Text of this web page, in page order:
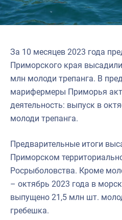
За 10 месяцев 2023 года
Приморского края
млн молоди трепанга. В
марифермеры Приморья
деятельность: выпуск в
молоди трепанга.
Предварительные итоги
Приморском
Росрыболовства. Кроме
– октябрь 2023 года в
выпущено 21,5 млн шт.
гребешка.